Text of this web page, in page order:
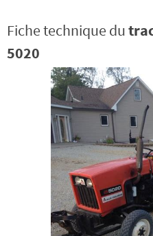
Fiche technique du
5020